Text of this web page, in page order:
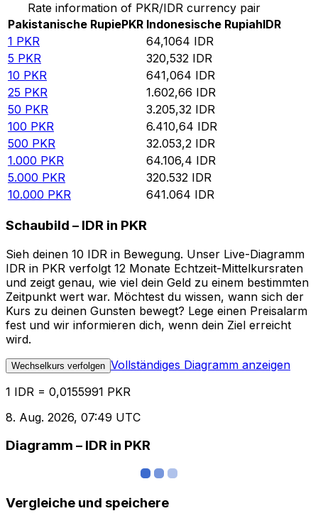
Rate information of PKR/IDR currency pair
Pakistanische RupiePKR Indonesische RupiahIDR
1 PKR 64,1064 IDR
5 PKR 320,532 IDR
10 PKR 641,064 IDR
25 PKR 1.602,66 IDR
50 PKR 3.205,32 IDR
100 PKR 6.410,64 IDR
500 PKR 32.053,2 IDR
1.000 PKR 64.106,4 IDR
5.000 PKR 320.532 IDR
10.000 PKR 641.064 IDR
Schaubild – IDR in PKR
Sieh deinen 10 IDR in Bewegung. Unser Live-Diagramm
IDR in PKR verfolgt 12 Monate Echtzeit-Mittelkursraten
und zeigt genau, wie viel dein Geld zu einem bestimmten
Zeitpunkt wert war. Möchtest du wissen, wann sich der
Kurs zu deinen Gunsten bewegt? Lege einen Preisalarm
fest und wir informieren dich, wenn dein Ziel erreicht
wird.
Wechselkurs verfolgen Vollständiges Diagramm anzeigen
1 IDR = 0,0155991 PKR
8. Aug. 2026, 07:49 UTC
Diagramm – IDR in PKR
Vergleiche und speichere